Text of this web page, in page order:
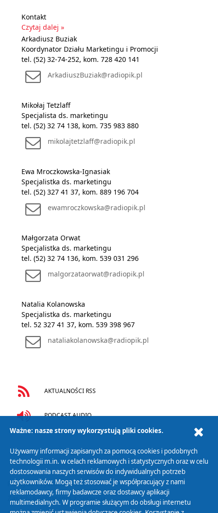
Kontakt
Czytaj dalej »
Arkadiusz Buziak
Koordynator Działu Marketingu i Promocji
tel. (52) 32-74-252, kom. 728 420 141
ArkadiuszBuziak@radiopik.pl
Mikołaj Tetzlaff
Specjalista ds. marketingu
tel. (52) 32 74 138, kom. 735 983 880
mikolajtetzlaff@radiopik.pl
Ewa Mroczkowska-Ignasiak
Specjalistka ds. marketingu
tel. (52) 327 41 37, kom. 889 196 704
ewamroczkowska@radiopik.pl
Małgorzata Orwat
Specjalistka ds. marketingu
tel. (52) 32 74 136, kom. 539 031 296
malgorzataorwat@radiopik.pl
Natalia Kolanowska
Specjalistka ds. marketingu
tel. 52 327 41 37, kom. 539 398 967
nataliakolanowska@radiopik.pl
AKTUALNOŚCI RSS
PODCAST AUDIO
Polityka Prywatności
Zasady korzystania z Serwisu
Ważne: nasze strony wykorzystują pliki cookies.
Używamy informacji zapisanych za pomocą cookies i podobnych
technologii m.in. w celach reklamowych i statystycznych oraz w celu
dostosowania naszych serwisów do indywidualnych potrzeb
użytkowników. Mogą też stosować je współpracujący z nami
reklamodawcy, firmy badawcze oraz dostawcy aplikacji
multimedialnych. W programie służącym do obsługi internetu